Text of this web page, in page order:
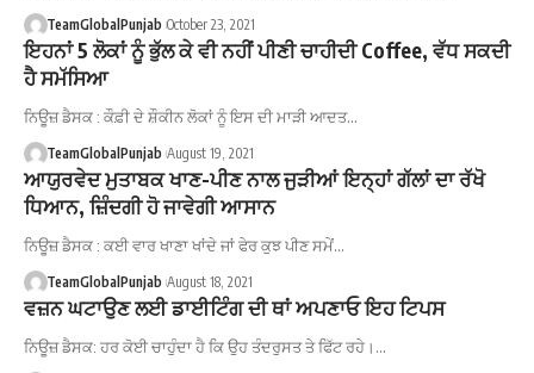
TeamGlobalPunjab October 23, 2021
ਇਹਨਾਂ 5 ਲੋਕਾਂ ਨੂੰ ਭੁੱਲ ਕੇ ਵੀ ਨਹੀਂ ਪੀਣੀ ਚਾਹੀਦੀ Coffee, ਵੱਧ ਸਕਦੀ
ਹੈ ਸਮੱਸਿਆ
ਨਿਊਜ਼ ਡੈਸਕ : ਕੌਫ਼ੀ ਦੇ ਸ਼ੌਕੀਨ ਲੋਕਾਂ ਨੂੰ ਇਸ ਦੀ ਮਾੜੀ ਆਦਤ…
TeamGlobalPunjab August 19, 2021
ਆਯੁਰਵੇਦ ਮੁਤਾਬਕ ਖਾਣ-ਪੀਣ ਨਾਲ ਜੁੜੀਆਂ ਇਨ੍ਹਾਂ ਗੱਲਾਂ ਦਾ ਰੱਖੋ
ਧਿਆਨ, ਜ਼ਿੰਦਗੀ ਹੋ ਜਾਵੇਗੀ ਆਸਾਨ
ਨਿਊਜ਼ ਡੈਸਕ : ਕਈ ਵਾਰ ਖਾਣਾ ਖਾਂਦੇ ਜਾਂ ਫੇਰ ਕੁਝ ਪੀਣ ਸਮੇਂ…
TeamGlobalPunjab August 18, 2021
ਵਜ਼ਨ ਘਟਾਉਣ ਲਈ ਡਾਈਟਿੰਗ ਦੀ ਥਾਂ ਅਪਣਾਓ ਇਹ ਟਿਪਸ
ਨਿਊਜ਼ ਡੈਸਕ: ਹਰ ਕੋਈ ਚਾਹੁੰਦਾ ਹੈ ਕਿ ਉਹ ਤੰਦਰੁਸਤ ਤੇ ਫਿੱਟ ਰਹੇ।…